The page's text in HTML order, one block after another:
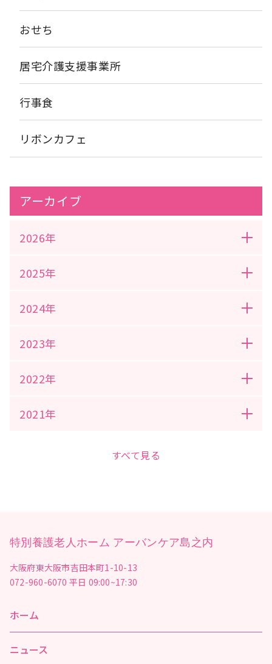
おせち
居宅介護支援事業所
行事食
リボンカフェ
アーカイブ
2026年
2025年
2024年
2023年
2022年
2021年
すべて見る
特別養護老人ホーム アーバンケア島之内
大阪府東大阪市吉田本町1-10-13
072-960-6070 平日 09:00~17:30
ホーム
ニュース